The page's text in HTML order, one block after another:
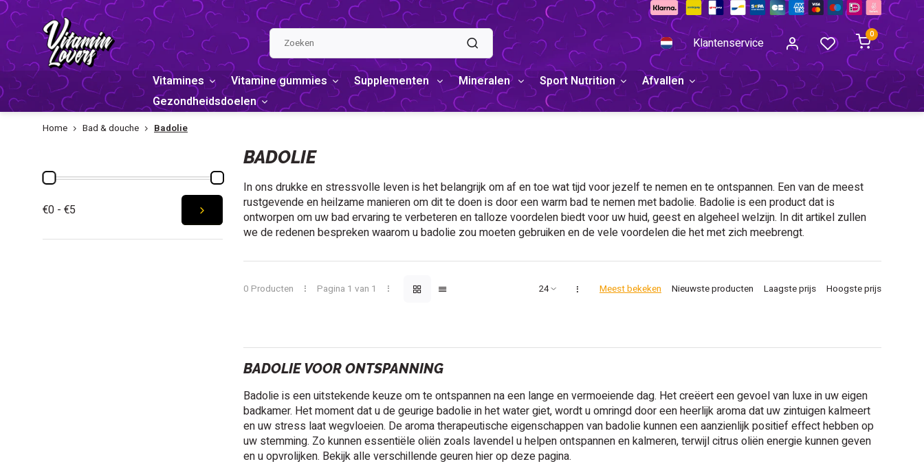
Klantenservice
0
Vitamines Vitamine gummies Supplementen Mineralen Sport Nutrition
Afvallen
Gezondheidsdoelen
Home Bad & douche Badolie
€0 - €5
BADOLIE
In ons drukke en stressvolle leven is het belangrijk om af en toe wat tijd voor jezelf te nemen en te ontspannen. Een van de meest
rustgevende en heilzame manieren om dit te doen is door een warm bad te nemen met badolie. Badolie is een product dat is
ontworpen om uw bad ervaring te verbeteren en talloze voordelen biedt voor uw huid, geest en algeheel welzijn. In dit artikel zullen
we de redenen bespreken waarom u badolie zou moeten gebruiken en de vele voordelen die het met zich meebrengt.
0 Producten Pagina 1 van 1 Meest bekeken Nieuwste producten Laagste prijs Hoogste prijs
BADOLIE VOOR ONTSPANNING
Badolie is een uitstekende keuze om te ontspannen na een lange en vermoeiende dag. Het creëert een gevoel van luxe in uw eigen
badkamer. Het moment dat u de geurige badolie in het water giet, wordt u omringd door een heerlijk aroma dat uw zintuigen kalmeert
en uw stress laat wegvloeien. De aroma therapeutische eigenschappen van badolie kunnen een aanzienlijk positief effect hebben op
uw stemming. Zo kunnen essentiële oliën zoals lavendel u helpen ontspannen en kalmeren, terwijl citrus oliën energie kunnen geven
en u opvrolijken. Bekijk alle verschillende geuren hier op deze pagina.